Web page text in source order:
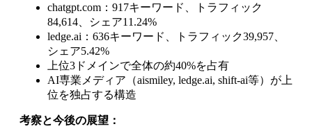
chatgpt.com：917キーワード、トラフィック
84,614、シェア11.24%
ledge.ai：636キーワード、トラフィック39,957、
シェア5.42%
上位3ドメインで全体の約40%を占有
AI専業メディア（aismiley, ledge.ai, shift-ai等）が上
位を独占する構造
考察と今後の展望：